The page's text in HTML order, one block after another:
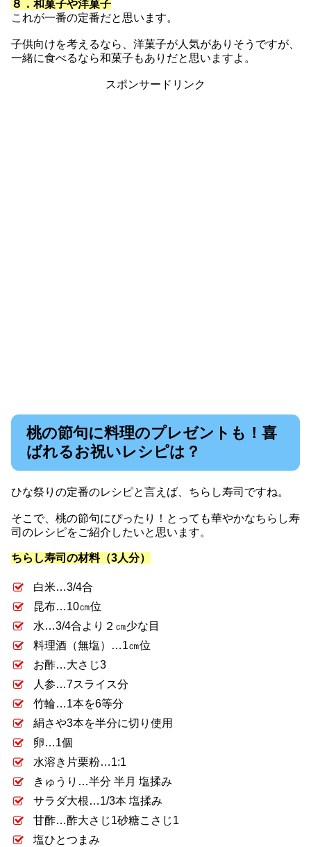
８．和菓子や洋菓子
これが一番の定番だと思います。
子供向けを考えるなら、洋菓子が人気がありそうですが、
一緒に食べるなら和菓子もありだと思いますよ。
スポンサードリンク
桃の節句に料理のプレゼントも！喜
ばれるお祝いレシピは？
ひな祭りの定番のレシピと言えば、ちらし寿司ですね。
そこで、桃の節句にぴったり！とっても華やかなちらし寿
司のレシピをご紹介したいと思います。
ちらし寿司の材料（3人分）
白米…3/4合
昆布…10㎝位
水…3/4合より２㎝少な目
料理酒（無塩）…1㎝位
お酢…大さじ3
人参…7スライス分
竹輪…1本を6等分
絹さや3本を半分に切り使用
卵…1個
水溶き片栗粉…1:1
きゅうり…半分 半月 塩揉み
サラダ大根…1/3本 塩揉み
甘酢…酢大さじ1砂糖こさじ1
塩ひとつまみ